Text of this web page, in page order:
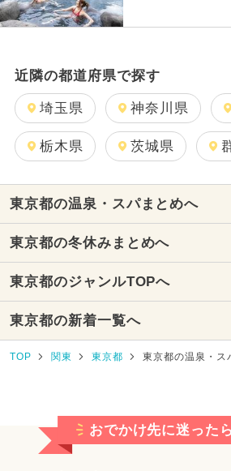
近隣の都道府県で探す
埼玉県 神奈川県
栃木県 茨城県
東京都の温泉・スパまとめへ
東京都の冬休みまとめへ
東京都のジャンルTOPへ
東京都の新着一覧へ
TOP 関東 東京都 東京都の温泉・ス
おでかけ先に迷った